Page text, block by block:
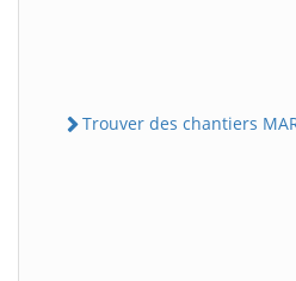
Trouver des chantiers